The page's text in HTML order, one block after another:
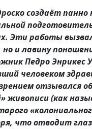
создаёт панно
Эти работы
и лавину
Педро Энрикес
человеком
отзывался
живописи (как
что отводит